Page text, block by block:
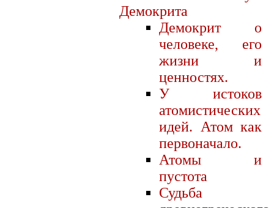
Демокрита
Демокрит о
человеке, его
жизни и
ценностях.
У истоков
атомистических
идей. Атом как
первоначало.
Атомы и
пустота
Судьба